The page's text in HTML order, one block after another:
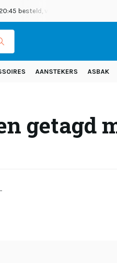
besteld, vandaag verzonden
AANSTEKERS ASBAK
getagd